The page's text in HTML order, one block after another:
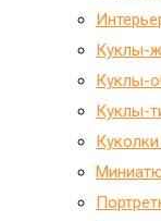
Куклы-
Куклы-
Куклы-